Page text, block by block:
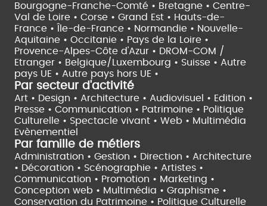
Bourgogne-Franche-Comté • Bretagne • Centre-
Val de Loire • Corse • Grand Est • Hauts-de-
France •
Île-de-France • Normandie • Nouvelle-
Aquitaine • Occitanie • Pays de la Loire •
Provence-Alpes-Côte d'Azur • DROM-COM /
Etranger • Belgique/Luxembourg • Suisse • Autre
pays UE • Autre pays hors UE •
Par secteur d'activité
Art • Design • Architecture • Audiovisuel • Edition •
Presse • Communication • Patrimoine • Politique
Culturelle • Spectacle vivant • Web • Multimédia
Evènementiel
Par famille de métiers
Administration • Gestion • Direction • Architecture
• Décoration • Scénographie • Artistes •
Communication • Promotion • Marketing •
Conception web • Multimédia • Graphisme •
Conservation du Patrimoine • Politique Culturelle